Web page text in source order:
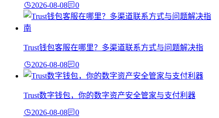
2026-08-08 0
Trust钱包客服在哪里？多渠道联系方式与问题解决指
2026-08-08 0
Trust数字钱包，你的数字资产安全管家与支付利器
2026-08-08 0